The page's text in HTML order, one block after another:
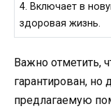
4. Включает в
здоровая жизнь.
Важно отметить,
гарантирован, но
предлагаемую